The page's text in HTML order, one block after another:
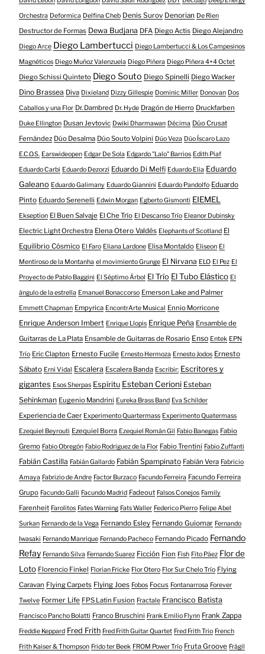
Orchestra Deformica Delfina Cheb Denis Surov Denorian De Rien
Destructor de Formas Dewa Budjana DFA Diego Actis Diego Alejandro
Diego Arce Diego Lambertucci Diego Lambertucci & Los Campesinos
Magnéticos Diego Muñoz Valenzuela Diego Piñera Diego Piñera 4+4 Octet
Diego Schissi Quinteto Diego Souto Diego Spinelli Diego Wacker
Dino Brassea Diva Dixieland Dizzy Gillespie Dominic Miller Donovan Dos
Caballos y una Flor Dr. Dambred Dr. Hyde Dragón de Hierro Druckfarben
Duke Ellington Dusan Jevtovic Dwiki Dharmawan Décima Dúo Crusat
Fernández Dúo Desalma Dúo Souto Volpini Dúo Veza Dúo Íscaro Lazo
E.C.O.S. Earswideopen Edgar De Sola Edgardo "Lalo" Barrios Edith Piaf
Eduardo Carbi Eduardo Dezorzi Eduardo Di Melfi Eduardo Elia Eduardo
Galeano Eduardo Galimany Eduardo Giannini Eduardo Pandolfo Eduardo
Pinto Eduardo Serenelli Edwin Morgan Egberto Gismonti EIEMEL
Ekseption El Buen Salvaje El Che Trío El Descanso Trío Eleanor Dubinsky
Electric Light Orchestra Elena Otero Valdés Elephants of Scotland El
Equilibrio Cósmico El Faro Eliana Lardone Elisa Montaldo Eliseon El
Mentiroso de la Montanha el movimiento Grunge El Nirvana ELO El Pez El
Proyecto de Pablo Baggini El Séptimo Árbol El Trío El Tubo Elástico El
ángulo de la estrella Emanuel Bonaccorso Emerson Lake and Palmer
Emmett Chapman Empyrica EncontrArte Musical Ennio Morricone
Enrique Anderson Imbert Enrique Llopis Enrique Peña Ensamble de
Guitarras de La Plata Ensamble de Guitarras de Rosario Enso Entek EPN
Trío Eric Clapton Ernesto Fucile Ernesto Hermoza Ernesto Jodos Ernesto
Sábato Erni Vidal Escalera Escalera Banda Escribir: Escritores y
gigantes Esos Sherpas Espíritu Esteban Cerioni Esteban
Sehinkman Eugenio Mandrini Eureka Brass Band Eva Schilder
Experiencia de Caer Experimento Quartermass Experimento Quatermass
Ezequiel Beyrouti Ezequiel Borra Ezequiel Román Gil Fabio Banegas Fabio
Gremo Fabio Obregón Fabio Rodriguez de la Flor Fabio Trentini Fabio Zuffanti
Fabián Castilla Fabián Gallardo Fabián Spampinato Fabián Vera Fabricio
Amaya Fabrizio de Andre Factor Burzaco Facundo Ferreira Facundo Ferreira
Grupo Facundo Galli Facundo Madrid Fadeout Falsos Conejos Family
Farenheit Farolitos Fates Warning Fats Waller Federico Pierro Felipe Abel
Surkan Fernando de la Vega Fernando Esley Fernando Guiomar Fernando
Iwasaki Fernando Manrique Fernando Pacheco Fernando Picado Fernando
Refay Fernando Silva Fernando Suarez Ficción Fion Fish Fito Páez Flor de
Loto Florencio Finkel Florian Fricke Flor Otero Flor Sur Chelo Trío Flying
Caravan Flying Carpets Flying Joes Fobos Focus Fontanarrosa Forever
Twelve Former Life FPS Latin Fusion Fractale Francisco Batista
Francisco Pancho Bolatti Franco Bruschini Frank Emilio Flynn Frank Zappa
Freddie Keppard Fred Frith Fred Frith Guitar Quartet Fred Frith Trio French
Frith Kaiser & Thompson Frido ter Beek FROM Power Trío Fruta Groove Frágil